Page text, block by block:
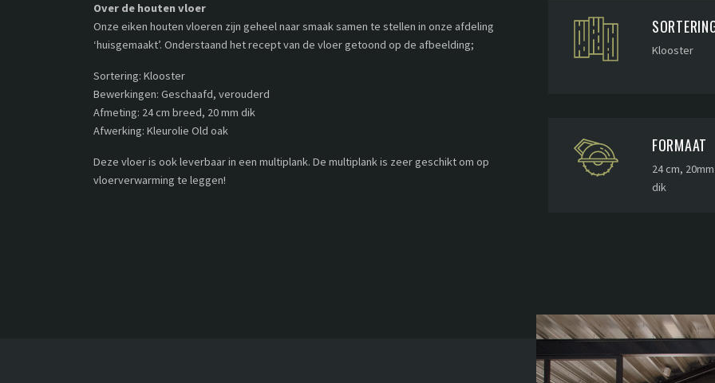
Over de houten vloer
Onze eiken houten vloeren zijn geheel naar smaak samen te stellen in onze afdeling
‘huisgemaakt’. Onderstaand het recept van de vloer getoond op de afbeelding;
Sortering: Klooster
Bewerkingen: Geschaafd, verouderd
Afmeting: 24 cm breed, 20 mm dik
Afwerking: Kleurolie Old oak
Deze vloer is ook leverbaar in een multiplank. De multiplank is zeer geschikt om op
vloerverwarming te leggen!
Klooster
FORMAAT
24 cm, 20mm
dik